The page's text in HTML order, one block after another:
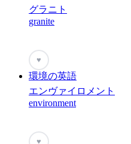
グラニト
granite
♥
環境の英語
エンヴァイロメント
environment
♥